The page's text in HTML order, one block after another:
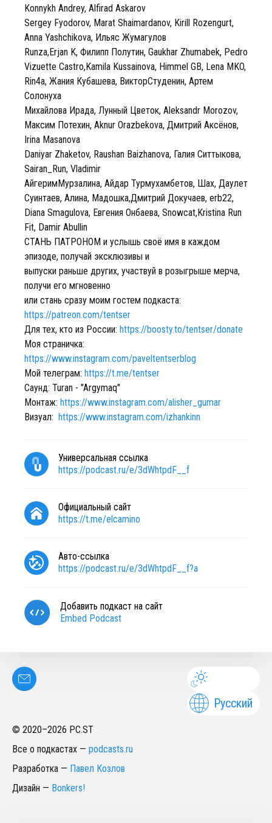
Konnykh Andrey, Alfirad Askarov
Sergey Fyodorov, Marat Shaimardanov, Kirill Rozengurt,
Anna Yashchikova, Ильяс Жумагулов
Runza,Erjan K, Филипп Полутин, Gaukhar Zhumabek, Pedro
Vizuette Castro,Kamila Kussainova, Himmel GB, Lena MKO,
Rin4a, Жания Кубашева, ВикторСтуденин, Артем
Солонуха
Михайлова Ирада, Лунный Цветок, Aleksandr Morozov,
Максим Потехин, Aknur Orazbekova, Дмитрий Аксёнов,
Irina Masanova
Daniyar Zhaketov, Raushan Baizhanova, Галия Ситтыкова,
Sairan_Run, Vladimir
АйгеримМурзалина, Айдар Турмухамбетов, Шах, Даулет
Суинтаев, Алина, Мадошка,Дмитрий Докучаев, erb22,
Diana Smagulova, Евгения Онбаева, Snowcat,Kristina Run
Fit, Damir Abullin
СТАНЬ ПАТРОНОМ и услышь своё имя в каждом
эпизоде, получай эксклюзивы и
выпуски раньше других, участвуй в розыгрыше мерча,
получи его мгновенно
или стань сразу моим гостем подкаста: ⁠
https://patreon.com/tentser⁠
Для тех, кто из России: https://boosty.to/tentser/donate
Моя страничка: ⁠
https://www.instagram.com/paveltentserblog
Мой телеграм: https://t.me/tentser
Саунд: Turan - "Argymaq"
Монтаж: https://www.instagram.com/alisher_gumar
Визуал: ⁠ https://www.instagram.com/izhankinn
Универсальная ссылка
https://podcast.ru/e/3dWhtpdF__f
Официальный сайт
https://t.me/elcamino
Авто-ссылка
https://podcast.ru/e/3dWhtpdF__f?a
Добавить подкаст на сайт
Embed Podcast
Русский
© 2020–2026 PC.ST
Все о подкастах — podcasts.ru
Разработка — Павел Козлов
Дизайн — Bonkers!